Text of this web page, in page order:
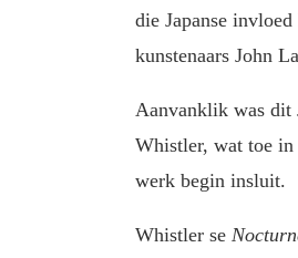
die Japanse
kunstenaars John
Aanvanklik was dit
Whistler, wat toe in
werk begin insluit.
Whistler se